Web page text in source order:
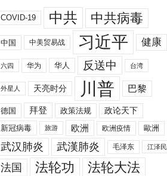
COVID-19 中共 中共病毒
中国 中美贸易战 习近平 健康
六四 华为 华人 反送中 台湾
外星人 天亮时分 川普 巴黎
德国 拜登 政策法规
政论天下
新冠病毒
旅游 欧洲 欧洲疫情 歐洲
武汉肺炎 武漢肺炎 毛泽东 江泽民
法国 法轮功 法轮大法